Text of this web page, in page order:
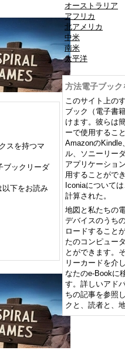
スを持つマ
ブックリーダ
以下をお読み
オーストラリア
アフリカ
北アメリカ
中米
南米
太平洋
方法電子ブッ
このサイト上の
ブック（電子書
けます。彼らは
ーで使用するこ
AmazonのKindle
ル、ソニーリー
アプリケーショ
用することがで
Iconiaについて
計算された。
地図と私たちの
デバイスのうち
ロードすること
たのコンピュー
とができます。
リーカードを介
なたのe-Bookに
す。詳しいアド
ちの記事を参照
クと、読者と、